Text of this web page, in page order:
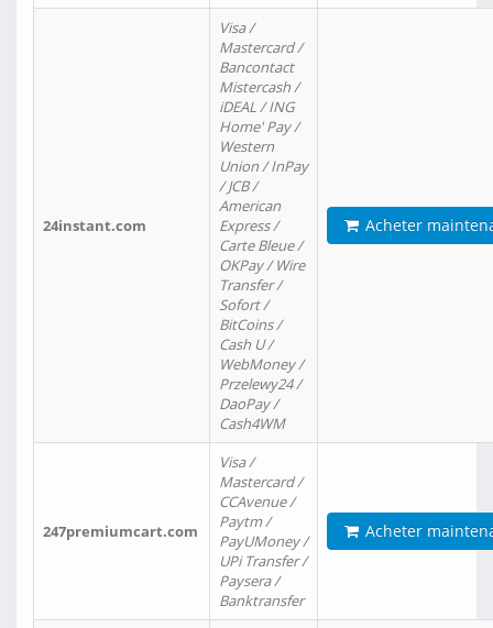
24instant.com
Visa /
Mastercard /
Bancontact
Mistercash /
iDEAL / ING
Home' Pay /
Western
Union / InPay
/ JCB /
American
Express /
Carte Bleue /
OKPay / Wire
Transfer /
Sofort /
BitCoins /
Cash U /
WebMoney /
Przelewy24 /
DaoPay /
Cash4WM
Acheter
247premiumcart.com
Visa /
Mastercard /
CCAvenue /
Paytm /
PayUMoney /
UPi Transfer /
Paysera /
Banktransfer
Acheter